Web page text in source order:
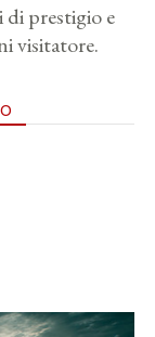
di prestigio e
visitatore.